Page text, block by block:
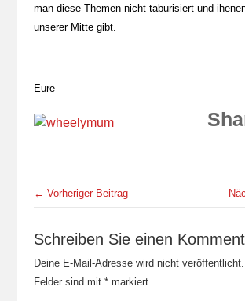
man diese Themen nicht taburisiert und
unserer Mitte gibt.
Eure
← Vorheriger Beitrag
Schreiben Sie einen
Deine E-Mail-Adresse wird nicht veröffentlicht.
Felder sind mit *markiert